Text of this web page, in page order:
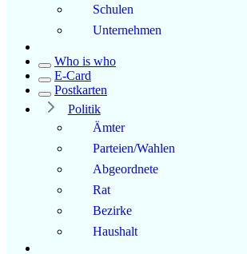
Schulen
Unternehmen
Who is who
E-Card
Postkarten
Politik
Ämter
Parteien/Wahlen
Abgeordnete
Rat
Bezirke
Haushalt